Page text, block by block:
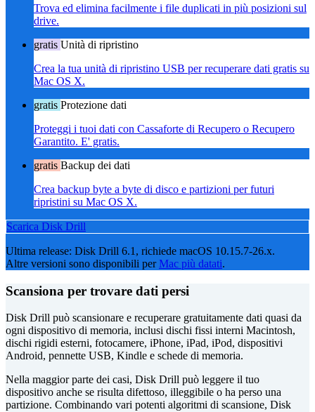
Trova ed elimina facilmente i file duplicati in più posizioni sul
drive.
gratis Unità di ripristino
Crea la tua unità di ripristino USB per recuperare dati gratis su
Mac OS X.
gratis Protezione dati
Proteggi i tuoi dati con Cassaforte di Recupero o Recupero
Garantito. E' gratis.
gratis Backup dei dati
Crea backup byte a byte di disco e partizioni per futuri
ripristini su Mac OS X.
Scarica Disk Drill
Ultima release: Disk Drill 6.1, richiede macOS 10.15.7-26.x.
Altre versioni sono disponibili perMac più datati.
Scansiona per trovare dati persi
Disk Drill può scansionare e recuperare gratuitamente dati quasi da
ogni dispositivo di memoria, inclusi dischi fissi interni Macintosh,
dischi rigidi esterni, fotocamere, iPhone, iPad, iPod, dispositivi
Android, pennette USB, Kindle e schede di memoria.
Nella maggior parte dei casi, Disk Drill può leggere il tuo
dispositivo anche se risulta difettoso, illeggibile o ha perso una
partizione. Combinando vari potenti algoritmi di scansione, Disk